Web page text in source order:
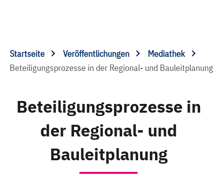
Startseite Veröffentlichungen
Mediathek
Beteiligungsprozesse in der Regional- und Bauleitplanung
Beteiligungsprozesse in
der Regional- und
Bauleitplanung